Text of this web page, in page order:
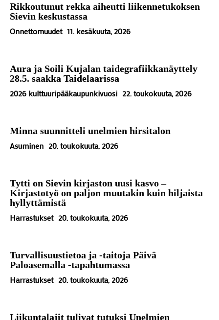
Rikkoutunut rekka aiheutti liikennetukoksen
Sievin keskustassa
Onnettomuudet 11. kesäkuuta, 2026
Aura ja Soili Kujalan taidegrafiikkanäyttely
28.5. saakka Taidelaarissa
2026 kulttuuripääkaupunkivuosi 22. toukokuuta, 2026
Minna suunnitteli unelmien hirsitalon
Asuminen 20. toukokuuta, 2026
Tytti on Sievin kirjaston uusi kasvo –
Kirjastotyö on paljon muutakin kuin hiljaista
hyllyttämistä
Harrastukset 20. toukokuuta, 2026
Turvallisuustietoa ja -taitoja Päivä
Paloasemalla -tapahtumassa
Harrastukset 20. toukokuuta, 2026
Liikuntalajit tulivat tutuksi Unelmien